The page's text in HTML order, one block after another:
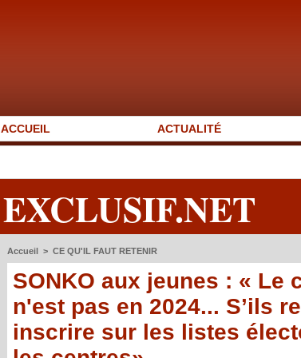
ACCUEIL ACTUALITÉ
EXCLUSIF.NET
Accueil > CE QU'IL FAUT RETENIR
SONKO aux jeunes : « Le
n'est pas en 2024... S’ils
inscrire sur les listes